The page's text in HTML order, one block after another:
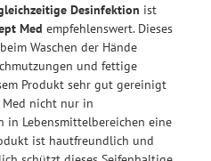
Desinfektion ist
Med empfehlenswert. Dieses
Waschen der Hände
und fettige
Produkt sehr gut gereinigt
Med nicht nur in
in Lebensmittelbereichen eine
ist hautfreundlich und